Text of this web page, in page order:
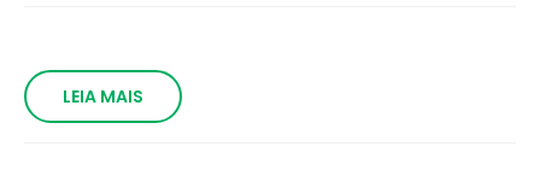
LEIA MAIS